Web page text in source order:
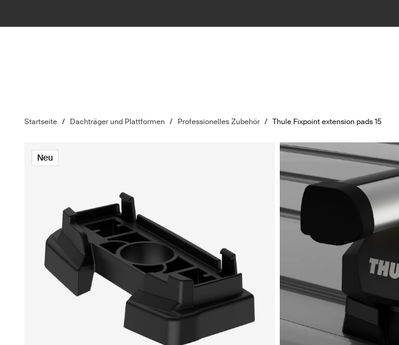
Startseite / Dachträger und Plattformen / Professionelles Zubehör / Thule Fixpoint extension pads 15
Neu